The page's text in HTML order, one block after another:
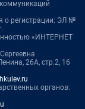
о регистрации: ЭЛ №
«ИНТЕРНЕТ
26А, стр.2, 16
органов: